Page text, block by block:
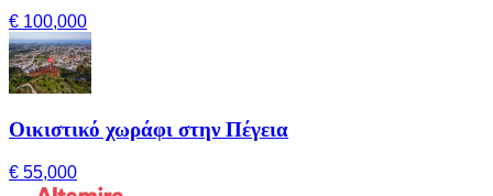
€ 100,000
Οικιστικό χωράφι στην Πέγεια
€ 55,000